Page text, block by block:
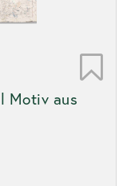
Motiv aus